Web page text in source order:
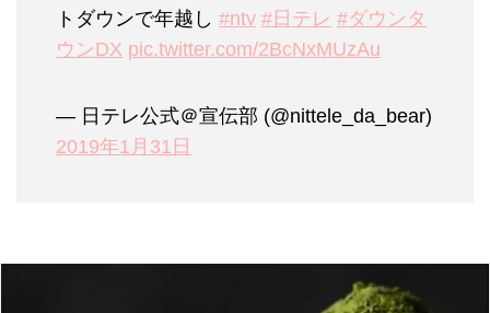
トダウンで年越し #ntv #日テレ #ダウンタ
ウンDX pic.twitter.com/2BcNxMUzAu
— 日テレ公式＠宣伝部 (@nittele_da_bear)
2019年1月31日